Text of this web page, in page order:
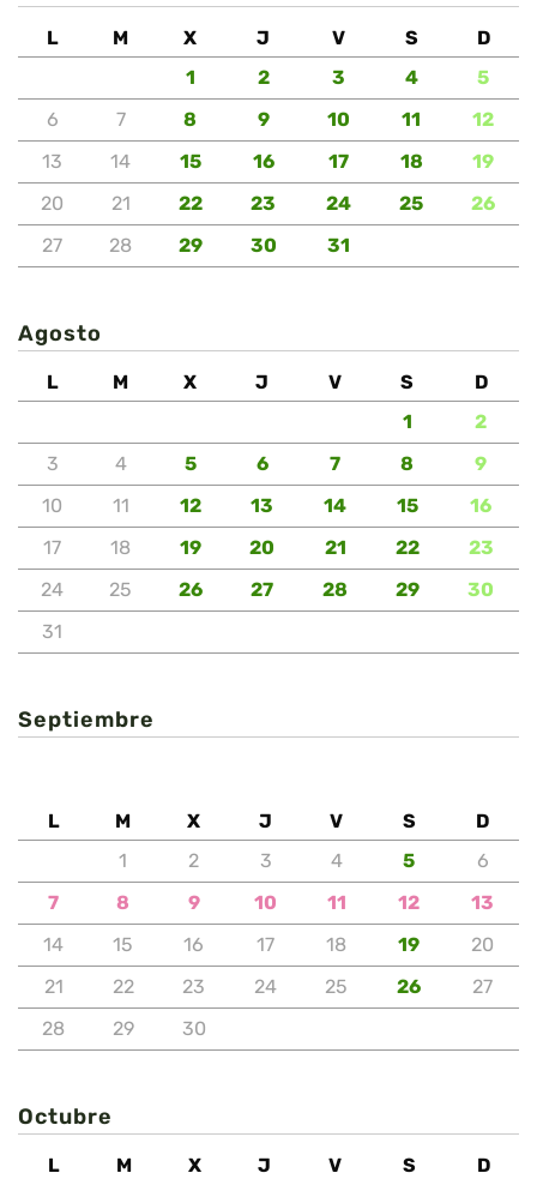
L M X J V S
D
1
2 3 4
5
6
7 8 9 10 11
12
13
14 15 16 17 18
19
20
21 22 23 24 25
26
27
28 29 30 31
Agosto
L M X J V S
D
1
2
3
4 5 6 7 8
9
10
11 12 13 14 15
16
17
18 19 20 21 22
23
24
25 26 27 28 29
30
31
Septiembre
L M X J V S
D
1
2 3 4 5
6
7
8 9 10 11 12
13
14
15 16 17 18 19
20
21
22 23 24 25 26
27
28
29 30
Octubre
L M X J V S
D